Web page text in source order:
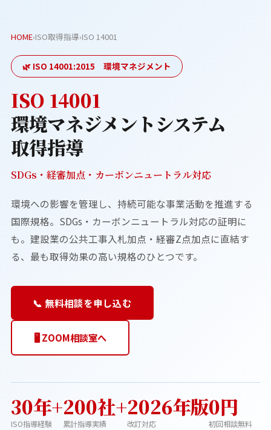
HOME›ISO取得指導›ISO 14001
🌿 ISO 14001:2015 環境マネジメント
ISO 14001
環境マネジメントシステム
取得指導
SDGs・経審加点・カーボンニュートラル対応
環境への影響を管理し、持続可能な事業活動を推進する
国際規格。SDGs・カーボンニュートラル対応の証明に
も。建設業の公共工事入札加点・経審Z点加点に直結す
る、最も取得効果の高い規格のひとつです。
📞 無料相談を申し込む
🖥️ ZOOM相談室へ
30年+
ISO指導経験
200社+
累計指導実績
2026年版
改訂対応
0円
初回相談無料